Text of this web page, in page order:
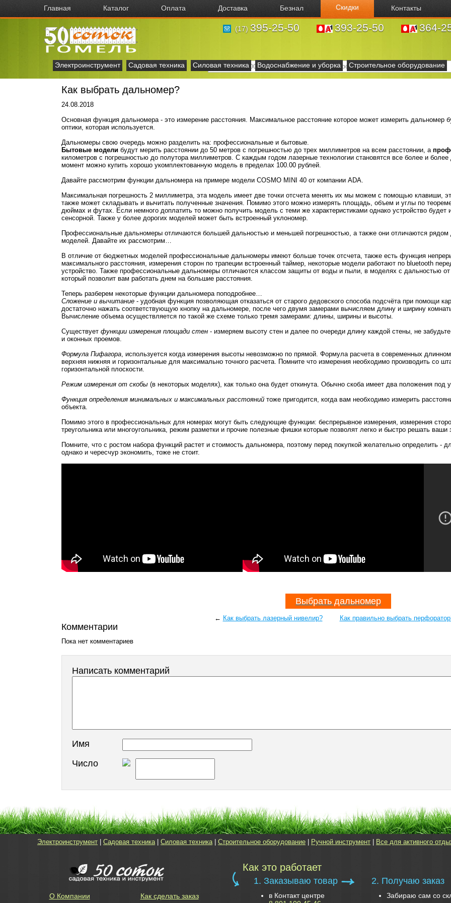
Главная Каталог Оплата Доставка Безнал Скидки Контакты
(17) 395-25-50 393-25-50 364-
Электроинструмент Садовая техника Силовая техника Водоснабжение и уборка Строительное оборудование
Как выбрать дальномер?
24.08.2018
Основная функция дальномера - это измерение расстояния. Максимальное расстояние которое может измерить дальномер
оптики, которая используется.
Дальномеры свою очередь можно разделить на: профессиональные и бытовые.
Бытовые модели будут мерить расстоянии до 50 метров с погрешностью до трех миллиметров на всем расстоянии, а
километров с погрешностью до полутора миллиметров. С каждым годом лазерные технологии становятся все более и
момент можно купить хорошо укомплектованную модель в пределах 100.00 рублей.
Давайте рассмотрим функции дальномера на примере модели COSMO MINI 40 от компании ADA.
Максимальная погрешность 2 миллиметра, эта модель имеет две точки отсчета менять их мы можем с помощью клавиши,
также может складывать и вычитать полученные значения. Помимо этого можно измерять площадь, объем и углы по
дюймах и футах. Если немного доплатить то можно получить модель с теми же характеристиками однако устройство
сенсорной. Также у более дорогих моделей может быть встроенный уклономер.
Профессиональные дальномеры отличаются большей дальностью и меньшей погрешностью, а также они отличаются
моделей. Давайте их рассмотрим…
В отличие от бюджетных моделей профессиональные дальномеры имеют больше точек отсчета, также есть функция
максимального расстояния, измерения сторон по трапеции встроенный таймер, некоторые модели работают по bluetooth
устройство. Также профессиональные дальномеры отличаются классом защиты от воды и пыли, в моделях с дальностью от
который позволит вам работать днем на большие расстояния.
Теперь разберем некоторые функции дальномера поподробнее…
Сложение и вычитание - удобная функция позволяющая отказаться от старого дедовского способа подсчёта при помощи
достаточно нажать соответствующую кнопку на дальномере, после чего двумя замерами вычисляем длину и ширину
Вычисление объема осуществляется по такой же схеме только тремя замерами: длины, ширины и высоты.
Существует функции измерения площади стен - измеряем высоту стен и далее по очереди длину каждой стены, не
и оконных проемов.
Формула Пифагора, используется когда измерения высоты невозможно по прямой. Формула расчета в современных
верхняя нижняя и горизонтальные для максимально точного расчета. Помните что измерения необходимо производить со
горизонтальной плоскости.
Режим измерения от скобы (в некоторых моделях), как только она будет откинута. Обычно скоба имеет два положения под
Функция определения минимальных и максимальных расстояний тоже пригодится, когда вам необходимо измерить
объекта.
Помимо этого в профессиональных для номерах могут быть следующие функции: беспрерывное измерения, измерения
треугольника или многоугольника, режим разметки и прочие полезные фишки которые позволят легко и быстро решать ваши
Помните, что с ростом набора функций растет и стоимость дальномера, поэтому перед покупкой желательно определить -
однако и чересчур экономить, тоже не стоит.
Выбрать дальномер
← Как выбрать лазерный нивелир? Как правильно выбрать
Комментарии
Пока нет комментариев
Написать комментарий
Имя
Число
Электроинструмент Садовая техника| Силовая техника| Строительное оборудование Ручной инструмент Все для активного
О Компании
Как сделать заказ
Как это работает
1. Заказываю товар
в Контакт центре
2. Получаю заказ
Забираю сам со